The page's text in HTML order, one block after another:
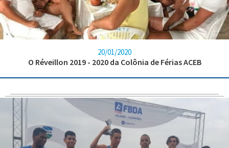
20/01/2020
O Réveillon 2019 - 2020 da Colônia de Férias ACEB